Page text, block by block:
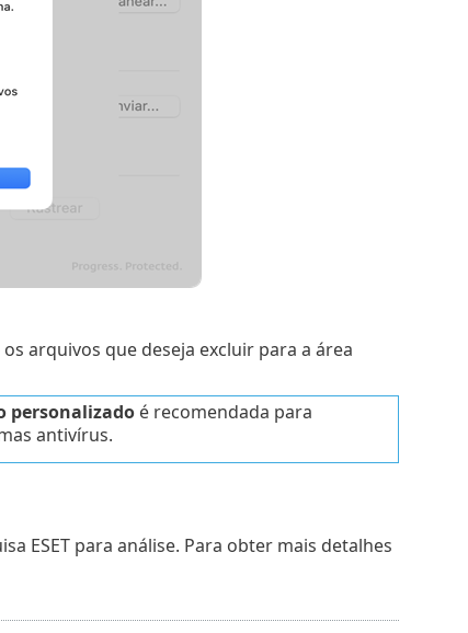
arquivos que deseja excluir para a área
personalizadoé recomendada para
antivírus.
ESET para análise. Para obter mais detalhes